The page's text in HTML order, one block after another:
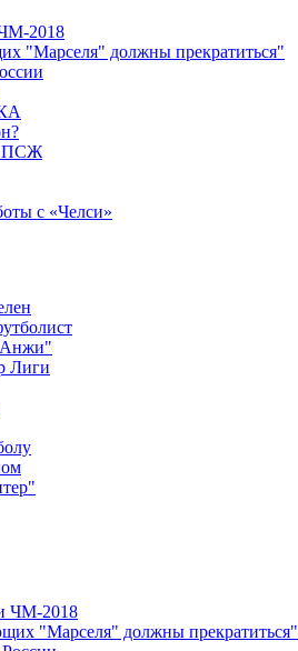
2018
"Марселя" должны прекратиться"
ПСЖ
с «Челси»
Лиги
ЧМ-2018
"Марселя" должны прекратиться"